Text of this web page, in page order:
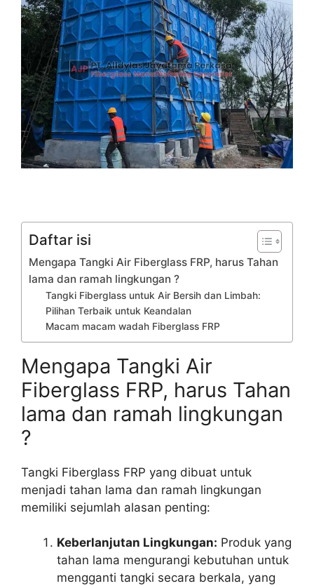
Daftar isi
Mengapa Tangki Air Fiberglass FRP, harus Tahan
lama dan ramah lingkungan ?
Tangki Fiberglass untuk Air Bersih dan Limbah:
Pilihan Terbaik untuk Keandalan
Macam macam wadah Fiberglass FRP
Mengapa Tangki Air
Fiberglass FRP, harus Tahan
lama dan ramah lingkungan
?
Tangki Fiberglass FRP yang dibuat untuk
menjadi tahan lama dan ramah lingkungan
memiliki sejumlah alasan penting:
Keberlanjutan Lingkungan: Produk yang
tahan lama mengurangi kebutuhan untuk
mengganti tangki secara berkala, yang